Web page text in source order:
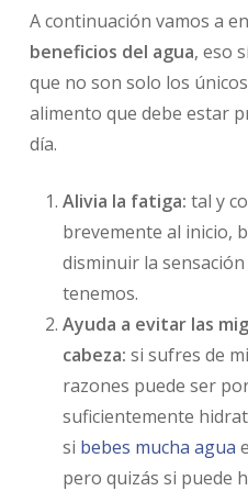
A continuación vamos a
beneficios del agua, eso
que no son solo los
alimento que debe estar
día.
Alivia la fatiga: tal y
brevemente al inicio,
disminuir la
tenemos.
Ayuda a evitar las
cabeza: si sufres de
razones puede ser
suficientemente
si bebes mucha agua
pero quizás si puede